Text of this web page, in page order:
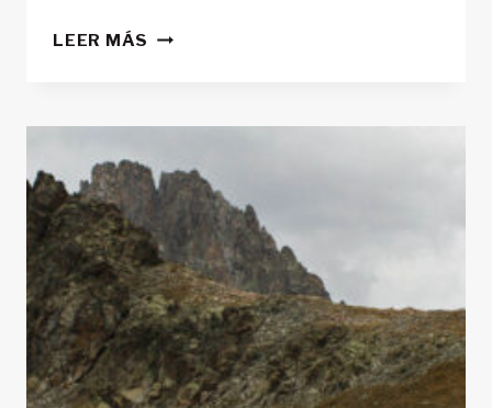
LEER MÁS LOS
RUNNING
EN
ESPAÑOL
(CANALES
IMPRESCINDIBLES
EN
2026)